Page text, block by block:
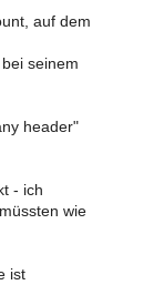
auf dem
seinem
header"
- ich
wie
ist